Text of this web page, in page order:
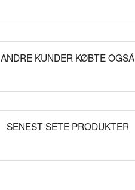
ANDRE KUNDER KØBTE OGSÅ
SENEST SETE PRODUKTER